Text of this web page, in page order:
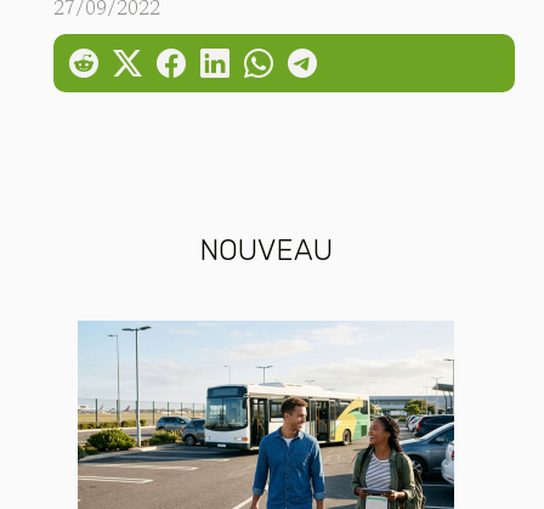
NOUVEAU
27/09/2022